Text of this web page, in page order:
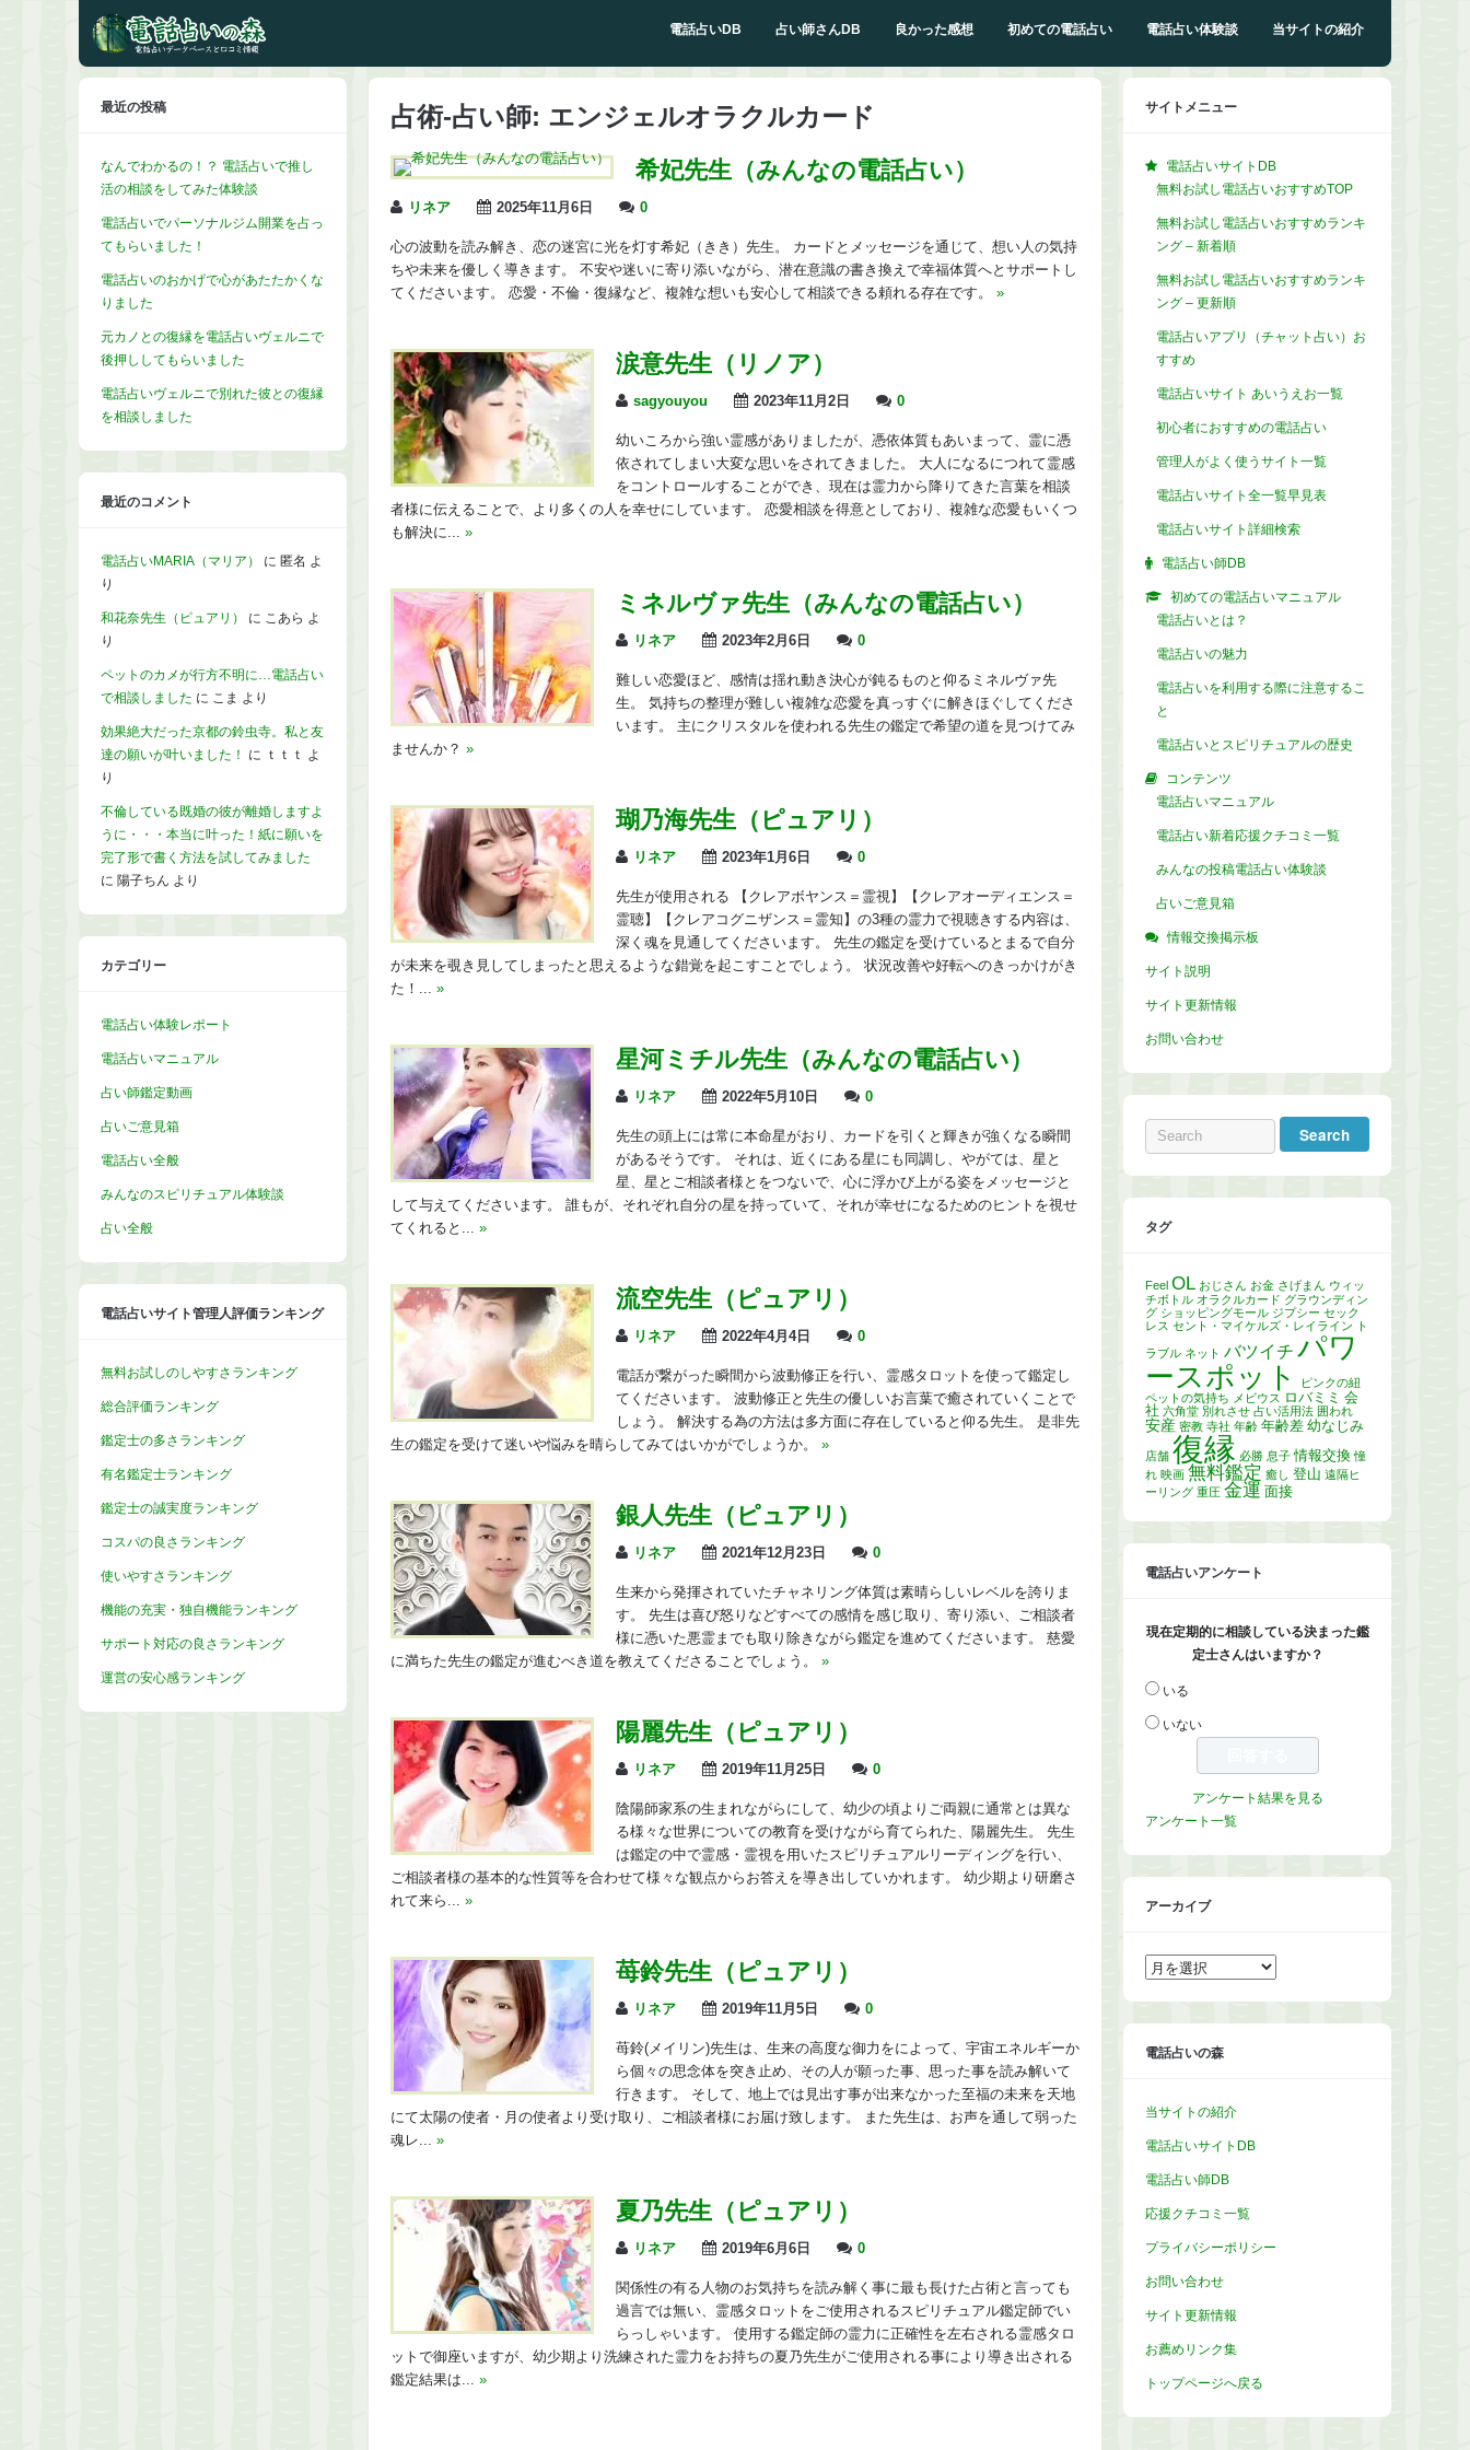
電話占いDB 占い師さんDB 良かった感想 初めての電話占い 電話占い体験談 当サイトの紹介
占術-占い師: エンジェルオラクルカード
希妃先生（みんなの電話占い）
リネア 2025年11月6日 0
心の波動を読み解き、恋の迷宮に光を灯す希妃（きき）先生。 カードとメッセージを通じて、想い人の気持
ちや未来を優しく導きます。 不安や迷いに寄り添いながら、潜在意識の書き換えで幸福体質へとサポートし
てくださいます。 恋愛・不倫・復縁など、複雑な想いも安心して相談できる頼れる存在です。 »
涙意先生（リノア）
sagyouyou 2023年11月2日 0
幼いころから強い霊感がありましたが、憑依体質もあいまって、霊に憑
依されてしまい大変な思いをされてきました。 大人になるにつれて霊感
をコントロールすることができ、現在は霊力から降りてきた言葉を相談
者様に伝えることで、より多くの人を幸せにしています。 恋愛相談を得意としており、複雑な恋愛もいくつ
も解決に... »
ミネルヴァ先生（みんなの電話占い）
リネア 2023年2月6日 0
難しい恋愛ほど、感情は揺れ動き決心が鈍るものと仰るミネルヴァ先
生。 気持ちの整理が難しい複雑な恋愛を真っすぐに解きほぐしてくださ
います。 主にクリスタルを使われる先生の鑑定で希望の道を見つけてみ
ませんか？ »
瑚乃海先生（ピュアリ）
リネア 2023年1月6日 0
先生が使用される 【クレアボヤンス＝霊視】【クレアオーディエンス＝
霊聴】【クレアコグニザンス＝霊知】の3種の霊力で視聴きする内容は、
深く魂を見通してくださいます。 先生の鑑定を受けているとまるで自分
が未来を覗き見してしまったと思えるような錯覚を起こすことでしょう。 状況改善や好転へのきっかけがき
た！... »
星河ミチル先生（みんなの電話占い）
リネア 2022年5月10日 0
先生の頭上には常に本命星がおり、カードを引くと輝きが強くなる瞬間
があるそうです。 それは、近くにある星にも同調し、やがては、星と
星、星とご相談者様とをつないで、心に浮かび上がる姿をメッセージと
して与えてくださいます。 誰もが、それぞれ自分の星を持っていて、それが幸せになるためのヒントを視せ
てくれると... »
流空先生（ピュアリ）
リネア 2022年4月4日 0
電話が繋がった瞬間から波動修正を行い、霊感タロットを使って鑑定し
てくださいます。 波動修正と先生の優しいお言葉で癒されていくことで
しょう。 解決する為の方法は多方面に存在していると仰る先生。 是非先
生の鑑定を受けて迷いや悩みを晴らしてみてはいかがでしょうか。 »
銀人先生（ピュアリ）
リネア 2021年12月23日 0
生来から発揮されていたチャネリング体質は素晴らしいレベルを誇りま
す。 先生は喜び怒りなどすべての感情を感じ取り、寄り添い、ご相談者
様に憑いた悪霊までも取り除きながら鑑定を進めてくださいます。 慈愛
に満ちた先生の鑑定が進むべき道を教えてくださることでしょう。 »
陽麗先生（ピュアリ）
リネア 2019年11月25日 0
陰陽師家系の生まれながらにして、幼少の頃よりご両親に通常とは異な
る様々な世界についての教育を受けながら育てられた、陽麗先生。 先生
は鑑定の中で霊感・霊視を用いたスピリチュアルリーディングを行い、
ご相談者様の基本的な性質等を合わせて様々な観点からお答えを導き出していかれます。 幼少期より研磨さ
れて来ら... »
苺鈴先生（ピュアリ）
リネア 2019年11月5日 0
苺鈴(メイリン)先生は、生来の高度な御力をによって、宇宙エネルギーか
ら個々の思念体を突き止め、その人が願った事、思った事を読み解いて
行きます。 そして、地上では見出す事が出来なかった至福の未来を天地
にて太陽の使者・月の使者より受け取り、ご相談者様にお届け致します。 また先生は、お声を通して弱った
魂レ... »
夏乃先生（ピュアリ）
リネア 2019年6月6日 0
関係性の有る人物のお気持ちを読み解く事に最も長けた占術と言っても
過言では無い、霊感タロットをご使用されるスピリチュアル鑑定師でい
らっしゃいます。 使用する鑑定師の霊力に正確性を左右される霊感タロ
ットで御座いますが、幼少期より洗練された霊力をお持ちの夏乃先生がご使用される事により導き出される
鑑定結果は... »
最近の投稿
なんでわかるの！？ 電話占いで推し
活の相談をしてみた体験談
電話占いでパーソナルジム開業を占っ
てもらいました！
電話占いのおかげで心があたたかくな
りました
元カノとの復縁を電話占いヴェルニで
後押ししてもらいました
電話占いヴェルニで別れた彼との復縁
を相談しました
最近のコメント
電話占いMARIA（マリア） に 匿名 よ
り
和花奈先生（ピュアリ） に こあら よ
り
ペットのカメが行方不明に…電話占い
で相談しました に こま より
効果絶大だった京都の鈴虫寺。私と友
達の願いが叶いました！
に ｔｔｔ よ
り
不倫している既婚の彼が離婚しますよ
うに・・・本当に叶った！紙に願いを
完了形で書く方法を試してみました
に 陽子ちん より
カテゴリー
電話占い体験レポート
電話占いマニュアル
占い師鑑定動画
占いご意見箱
電話占い全般
みんなのスピリチュアル体験談
占い全般
電話占いサイト管理人評価ランキング
無料お試しのしやすさランキング
総合評価ランキング
鑑定士の多さランキング
有名鑑定士ランキング
鑑定士の誠実度ランキング
コスパの良さランキング
使いやすさランキング
機能の充実・独自機能ランキング
サポート対応の良さランキング
運営の安心感ランキング
サイトメニュー
電話占いサイトDB
無料お試し電話占いおすすめTOP
無料お試し電話占いおすすめランキ
ング – 新着順
無料お試し電話占いおすすめランキ
ング – 更新順
電話占いアプリ（チャット占い）お
すすめ
電話占いサイト あいうえお一覧
初心者におすすめの電話占い
管理人がよく使うサイト一覧
電話占いサイト全一覧早見表
電話占いサイト詳細検索
電話占い師DB
初めての電話占いマニュアル
電話占いとは？
電話占いの魅力
電話占いを利用する際に注意するこ
と
電話占いとスピリチュアルの歴史
コンテンツ
電話占いマニュアル
電話占い新着応援クチコミ一覧
みんなの投稿電話占い体験談
占いご意見箱
情報交換掲示板
サイト説明
サイト更新情報
お問い合わせ
タグ
Feel OL おじさん お金 さげまん ウィッ
チボトル オラクルカード グラウンディン
グ ショッピングモール ジプシー セック
レス セント・マイケルズ・レイライン ト
ラブル ネット バツイチ パワ
ースポット
ピンクの紐
ペットの気持ち メビウス ロバミミ 会
社 六角堂 別れさせ 占い活用法 囲われ
安産 密教 寺社 年齢 年齢差 幼なじみ
店舗 復縁 必勝 息子 情報交換 憧
れ 映画 無料鑑定 癒し 登山 遠隔ヒ
ーリング 重圧 金運 面接
電話占いアンケート
現在定期的に相談している決まった鑑
定士さんはいますか？
いる
いない
アンケート結果を見る
アンケート一覧
アーカイブ
ア
ー
イ
電話占いの森
当サイトの紹介
電話占いサイトDB
電話占い師DB
応援クチコミ一覧
プライバシーポリシー
お問い合わせ
サイト更新情報
お薦めリンク集
トップページへ戻る